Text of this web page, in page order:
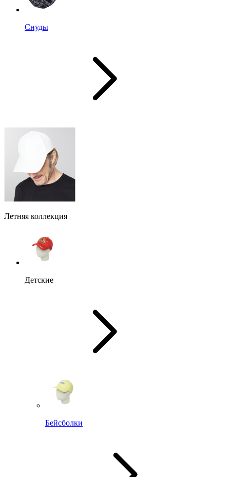
Снуды
Летняя коллекция
Детские
Бейсболки